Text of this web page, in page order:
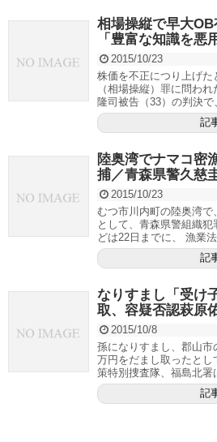
相場操縦で早大
「豊富な知識を悪
2015/10/23
株価を不正につり上げた
（相場操縦）罪に問わ
隆司被告（33）の判決で
記
陸奥湾でナマコ
捕／青森県警久慈
2015/10/23
むつ市川内町の陸奥湾
として、青森県警組織
どは22日までに、 漁業
記
なりすまし「受け
取、容疑否認萩原
2015/10/8
孫になりすまし、郡山市
万円をだまし取ったと
策特別捜査隊、福島北署
記